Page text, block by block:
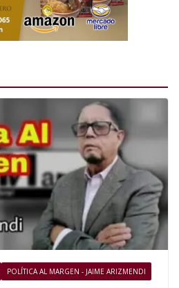
POLÍTICA AL MARGEN - JAIME ARIZMENDI